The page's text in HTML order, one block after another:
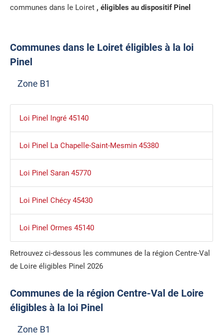
communes dans le Loiret , éligibles au dispositif Pinel
Communes dans le Loiret éligibles à la loi
Pinel
Zone B1
Loi Pinel Ingré 45140
Loi Pinel La Chapelle-Saint-Mesmin 45380
Loi Pinel Saran 45770
Loi Pinel Chécy 45430
Loi Pinel Ormes 45140
Retrouvez ci-dessous les communes de la région Centre-Val
de Loire éligibles Pinel 2026
Communes de la région Centre-Val de Loire
éligibles à la loi Pinel
Zone B1